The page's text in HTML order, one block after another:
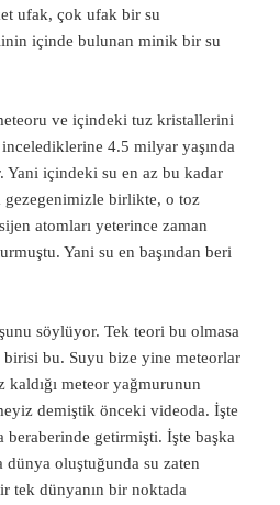
ufak, çok ufak bir su
içinde bulunan minik bir su
ve içindeki tuz kristallerini
4.5 milyar yaşında
Yani içindeki su en az bu kadar
gezegenimizle birlikte, o toz
atomları yeterince zaman
Yani su en başından beri
söylüyor. Tek teori bu olmasa
bu. Suyu bize yine meteorlar
meteor yağmurunun
demiştik önceki videoda. İşte
beraberinde getirmişti. İşte başka
dünya oluştuğunda su zaten
tek dünyanın bir noktada